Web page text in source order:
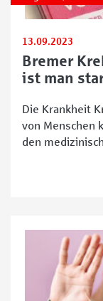
13.09.2023
Bremer
ist man
Die Krankheit
von Menschen
den
Vielzahl von